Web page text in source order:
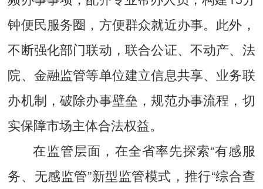
钟便民服务圈，方便群众就近办事。此外，
不断强化部门联动，联合公证、不动产、法
院、金融监管等单位建立信息共享、业务联
办机制，破除办事壁垒，规范办事流程，切
实保障市场主体合法权益。
在监管层面，在全省率先探索“有感服
务、无感监管”新型监管模式，推行“综合查